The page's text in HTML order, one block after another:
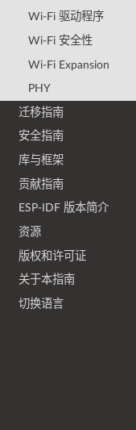
Wi-Fi 驱动程序
Wi-Fi 安全性
Wi-Fi Expansion
PHY
迁移指南
安全指南
库与框架
贡献指南
ESP-IDF 版本简介
资源
版权和许可证
关于本指南
切换语言